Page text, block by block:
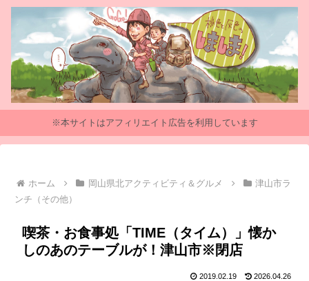
※本サイトはアフィリエイト広告を利用しています
ホーム 岡山県北アクティビティ＆グルメ
津山市ラ
ンチ（その他）
喫茶・お食事処「TIME（タイム）」懐か
しのあのテーブルが！津山市※閉店
2019.02.19 2026.04.26